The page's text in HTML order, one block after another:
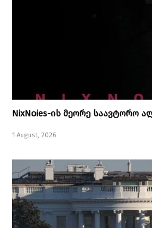
NixNoies-ის მეორე საავტორო
1 August, 2026